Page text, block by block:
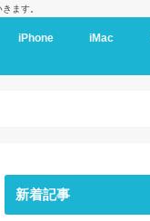
ます。
iPhone iMac
新着記事